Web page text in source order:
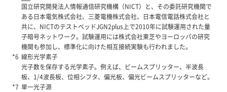
国立研究開発法人情報通信研究機構（NICT）と、その委託研究機関で
ある日本電気株式会社、三菱電機株式会社、日本電信電話株式会社と
共に、NICTのテストベッドJGN2plus上で2010年に試験運用された量
子暗号ネットワーク。試験運用には株式会社東芝やヨーロッパの研究
機関も参加し、標準化に向けた相互接続実験も行われました。
線形光学素子
光子数を保存する光学素子。例えば、ビームスプリッター、半波長
板、1/4波長板、位相シフタ、偏光板、偏光ビームスプリッターなど。
単一光子源